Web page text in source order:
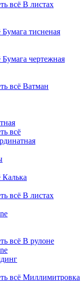
всё В листах
тисненая
чертежная
всё Ватман
всё
Калька
всё В листах
всё В рулоне
всё Миллимитровка